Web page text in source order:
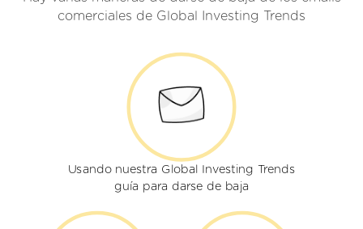
comerciales de Global Investing Trends
Usando nuestra Global Investing Trends
guía para darse de baja